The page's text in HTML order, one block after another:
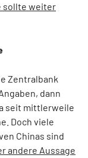
sollte weiter
Zentralbank
dann
seit mittlerweile
Doch viele
Chinas sind
andere Aussage